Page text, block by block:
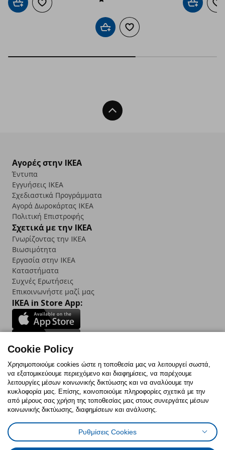
Προσθήκη στο καλάθι
Προσθήκη στα αγαπημένα
Προσθήκη στο καλάθι
Προσθήκη στα αγαπημένα
Προσθήκη
Back To Top
Αγορές στην IKEA
Έντυπα
Εγγυήσεις IKEA
Σχεδιαστικά Προγράμματα
Αγορά Δωρoκάρτας IKEA
Πολιτική Επιστροφής
Σχετικά με την IKEA
Γνωρίζοντας την IKEA
Βιωσιμότητα
Εργασία στην IKEA
Καταστήματα
Συχνές Ερωτήσεις
Επικοινωνήστε μαζί μας
IKEA in Store App:
Follow us:
FacebookInstagram
TikTokYoutubePinterestTwitter
Πολιτική CookiesΔήλωση ψηφιακής προσβασιμότητας
Έντυπο Επιστροφής / ΑκύρωσηςΡυθμίσεις cookiesΌροι Χρήσης
Cookie Policy
Χρησιμοποιούμε cookies ώστε η τοποθεσία μας να λειτουργεί σωστά,
να εξατομικεύουμε περιεχόμενο και διαφημίσεις, να παρέχουμε
λειτουργίες μέσων κοινωνικής δικτύωσης και να αναλύουμε την
κυκλοφορία μας. Επίσης, κοινοποιούμε πληροφορίες σχετικά με την
από μέρους σας χρήση της τοποθεσίας μας στους συνεργάτες μέσων
κοινωνικής δικτύωσης, διαφημίσεων και ανάλυσης.
Ρυθμίσεις Cookies